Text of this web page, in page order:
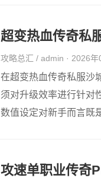
超变热血传奇私
攻略总汇 / admin · 2026年
在超变热血传奇私服沙
须对升级效率进行针对
数值设定对新手而言既
攻速单职业传奇